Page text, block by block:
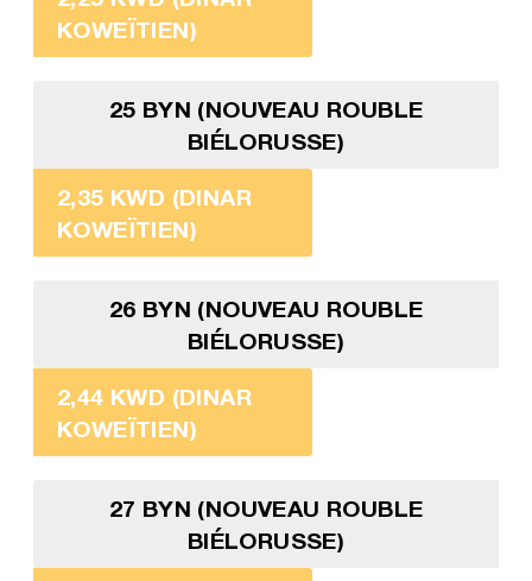
KOWEÏTIEN)
25 BYN (NOUVEAU ROUBLE
BIÉLORUSSE)
2,35 KWD (DINAR
KOWEÏTIEN)
26 BYN (NOUVEAU ROUBLE
BIÉLORUSSE)
2,44 KWD (DINAR
KOWEÏTIEN)
27 BYN (NOUVEAU ROUBLE
BIÉLORUSSE)